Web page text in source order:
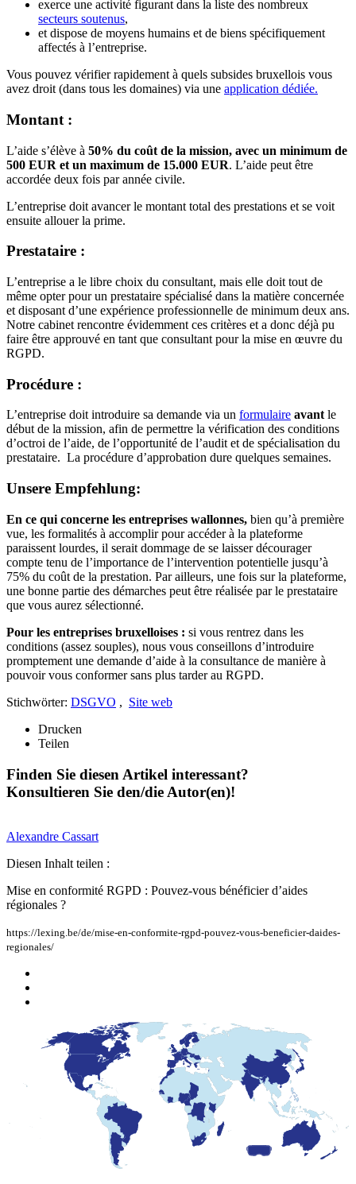
exerce une activité figurant dans la liste des nombreux
secteurs soutenus,
et dispose de moyens humains et de biens spécifiquement
affectés à l’entreprise.
Vous pouvez vérifier rapidement à quels subsides bruxellois vous
avez droit (dans tous les domaines) via une application dédiée.
Montant :
L’aide s’élève à 50% du coût de la mission, avec un minimum de
500 EUR et un maximum de 15.000 EUR. L’aide peut être
accordée deux fois par année civile.
L’entreprise doit avancer le montant total des prestations et se voit
ensuite allouer la prime.
Prestataire :
L’entreprise a le libre choix du consultant, mais elle doit tout de
même opter pour un prestataire spécialisé dans la matière concernée
et disposant d’une expérience professionnelle de minimum deux ans.
Notre cabinet rencontre évidemment ces critères et a donc déjà pu
faire être approuvé en tant que consultant pour la mise en œuvre du
RGPD.
Procédure :
L’entreprise doit introduire sa demande via un formulaire avant le
début de la mission, afin de permettre la vérification des conditions
d’octroi de l’aide, de l’opportunité de l’audit et de spécialisation du
prestataire. La procédure d’approbation dure quelques semaines.
Unsere Empfehlung:
En ce qui concerne les entreprises wallonnes, bien qu’à première
vue, les formalités à accomplir pour accéder à la plateforme
paraissent lourdes, il serait dommage de se laisser décourager
compte tenu de l’importance de l’intervention potentielle jusqu’à
75% du coût de la prestation. Par ailleurs, une fois sur la plateforme,
une bonne partie des démarches peut être réalisée par le prestataire
que vous aurez sélectionné.
Pour les entreprises bruxelloises : si vous rentrez dans les
conditions (assez souples), nous vous conseillons d’introduire
promptement une demande d’aide à la consultance de manière à
pouvoir vous conformer sans plus tarder au RGPD.
Stichwörter: DSGVO , Site web
Drucken
Teilen
Finden Sie diesen Artikel interessant?
Konsultieren Sie den/die Autor(en)!
Alexandre Cassart
Diesen Inhalt teilen :
Mise en conformité RGPD : Pouvez-vous bénéficier d’aides
régionales ?
https://lexing.be/de/mise-en-conformite-rgpd-pouvez-vous-beneficier-daides-
regionales/